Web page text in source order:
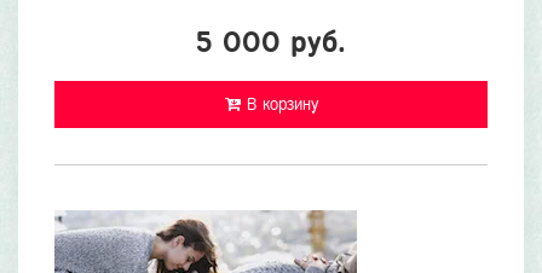
5 000 руб.
В корзину